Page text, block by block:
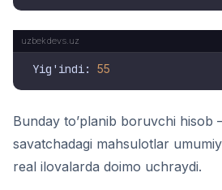
Yig'indi: 55
Bunday to’planib boruvchi hisob
savatchadagi mahsulotlar
real ilovalarda doimo uchraydi.